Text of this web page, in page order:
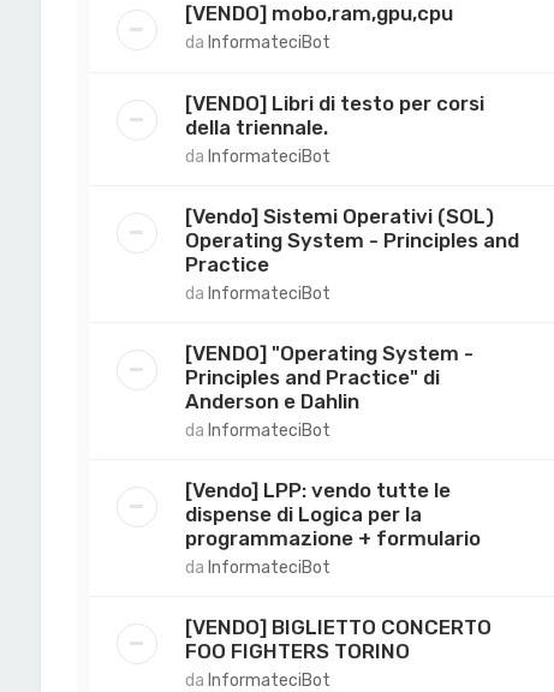
[VENDO] mobo,ram,gpu,cpu
da InformateciBot
[VENDO] Libri di testo per corsi
della triennale.
da InformateciBot
[Vendo] Sistemi Operativi (SOL)
Operating System - Principles and
Practice
da InformateciBot
[VENDO] "Operating System -
Principles and Practice" di
Anderson e Dahlin
da InformateciBot
[Vendo] LPP: vendo tutte le
dispense di Logica per la
programmazione + formulario
da InformateciBot
[VENDO] BIGLIETTO CONCERTO
FOO FIGHTERS TORINO
da InformateciBot